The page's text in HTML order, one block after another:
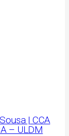
| CCA
– ULDM